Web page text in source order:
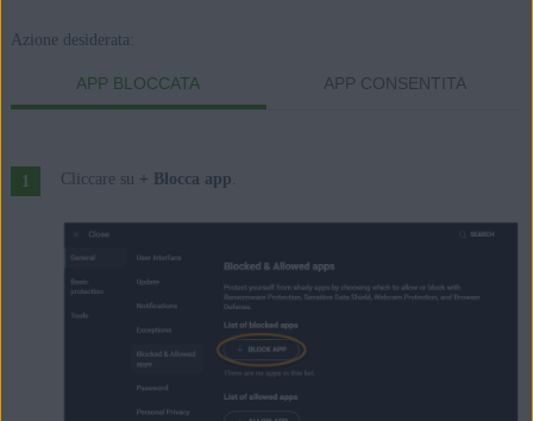
Azione desiderata:
APP BLOCCATA APP CONSENTITA
Cliccare su + Blocca app